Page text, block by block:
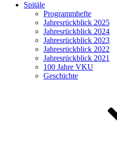
Spitäle
Programmhefte
Jahresrückblick 2025
Jahresrückblick 2024
Jahresrückblick 2023
Jahresrückblick 2022
Jahresrückblick 2021
100 Jahre VKU
Geschichte